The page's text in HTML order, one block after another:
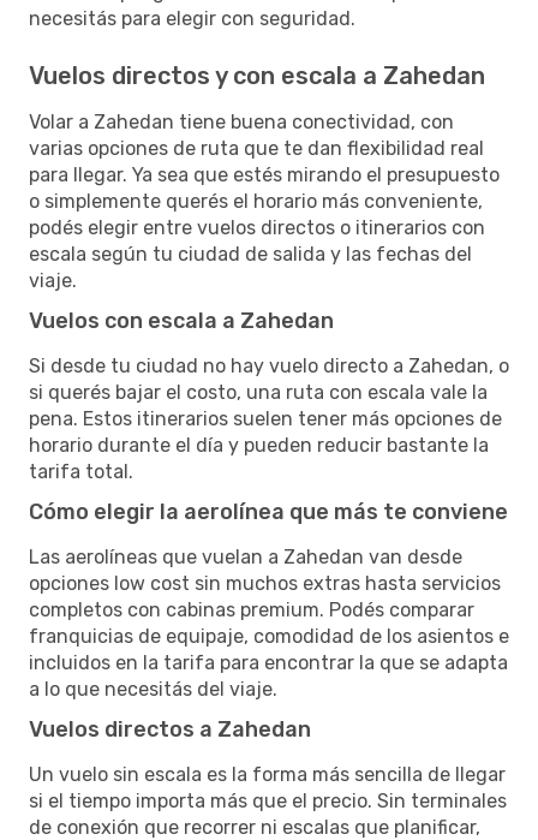
necesitás para elegir con seguridad.
Vuelos directos y con escala a Zahedan
Volar a Zahedan tiene buena conectividad, con
varias opciones de ruta que te dan flexibilidad real
para llegar. Ya sea que estés mirando el presupuesto
o simplemente querés el horario más conveniente,
podés elegir entre vuelos directos o itinerarios con
escala según tu ciudad de salida y las fechas del
viaje.
Vuelos con escala a Zahedan
Si desde tu ciudad no hay vuelo directo a Zahedan, o
si querés bajar el costo, una ruta con escala vale la
pena. Estos itinerarios suelen tener más opciones de
horario durante el día y pueden reducir bastante la
tarifa total.
Cómo elegir la aerolínea que más te conviene
Las aerolíneas que vuelan a Zahedan van desde
opciones low cost sin muchos extras hasta servicios
completos con cabinas premium. Podés comparar
franquicias de equipaje, comodidad de los asientos e
incluidos en la tarifa para encontrar la que se adapta
a lo que necesitás del viaje.
Vuelos directos a Zahedan
Un vuelo sin escala es la forma más sencilla de llegar
si el tiempo importa más que el precio. Sin terminales
de conexión que recorrer ni escalas que planificar,